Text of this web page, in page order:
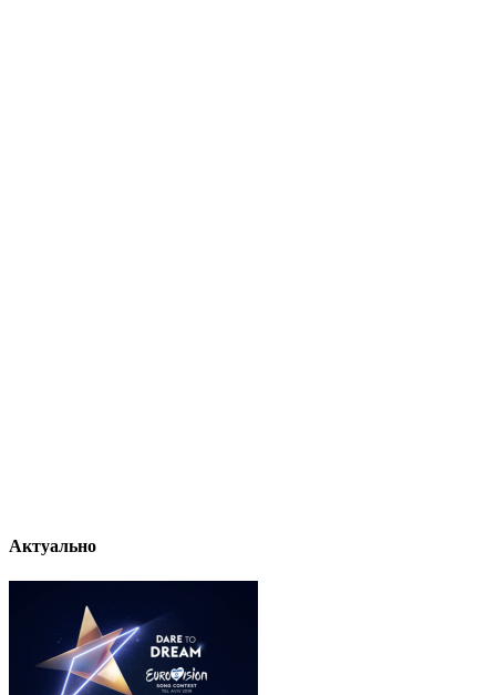
Актуально